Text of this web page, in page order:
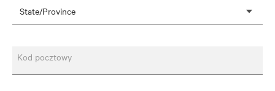
Kod pocztowy